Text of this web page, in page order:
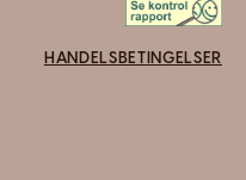
HANDELSBETINGELSER